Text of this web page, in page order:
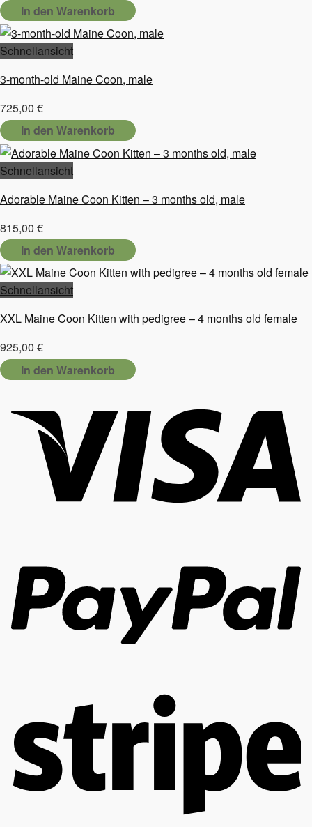
In den Warenkorb
Schnellansicht
3-month-old Maine Coon, male
725,00 €
In den Warenkorb
Schnellansicht
Adorable Maine Coon Kitten – 3 months old, male
815,00 €
In den Warenkorb
Schnellansicht
XXL Maine Coon Kitten with pedigree – 4 months old female
925,00 €
In den Warenkorb